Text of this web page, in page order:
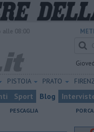
PISTOIA PRATO
Sport Blog
PESCAGLIA